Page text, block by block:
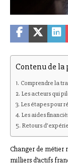
Contenu de la
Comprendre la
Les acteurs qui
Les étapes pour
Les aides
Retours
Changer de métier
milliers d’actifs